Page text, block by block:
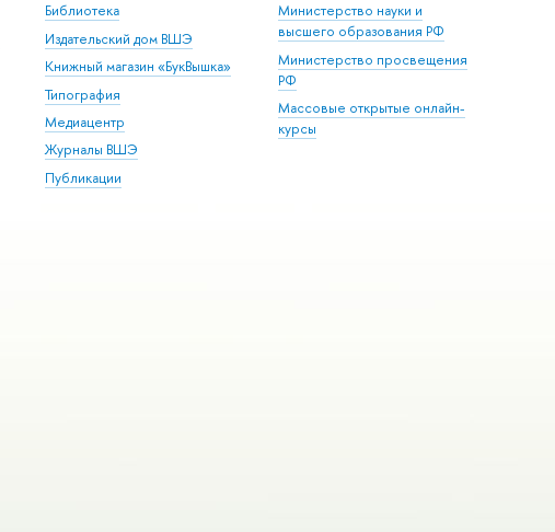
Библиотека
Издательский дом ВШЭ
Книжный магазин «БукВышка»
Типография
Медиацентр
Журналы ВШЭ
Публикации
Министерство науки и
высшего образования РФ
Министерство просвещения
РФ
Массовые открытые онлайн-
курсы